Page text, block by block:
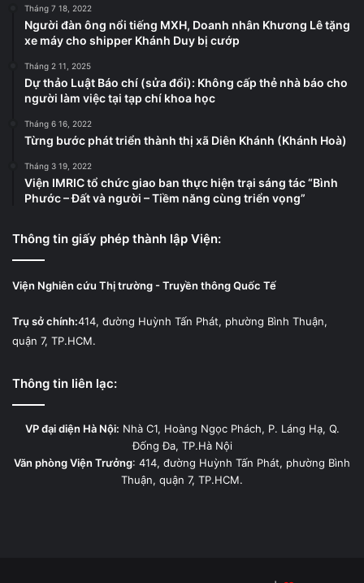
Tháng 7 18, 2022
Người đàn ông nổi tiếng MXH, Doanh nhân Khương Lê tặng
xe máy cho shipper Khánh Duy bị cướp
Tháng 2 11, 2025
Dự thảo Luật Báo chí (sửa đổi): Không cấp thẻ nhà báo cho
người làm việc tại tạp chí khoa học
Tháng 6 16, 2022
Từng bước phát triển thành thị xã Diên Khánh (Khánh Hoà)
Tháng 3 19, 2022
Viện IMRIC tổ chức giao ban thực hiện trại sáng tác “Bình
Phước – Đất và người – Tiềm năng cùng triển vọng”
Thông tin giấy phép thành lập Viện:
Viện Nghiên cứu Thị trường - Truyền thông Quốc Tế
Trụ sở chính:414, đường Huỳnh Tấn Phát, phường Bình Thuận,
quận 7, TP.HCM.
Thông tin liên lạc:
VP đại diện Hà Nội: Nhà C1, Hoàng Ngọc Phách, P. Láng Hạ, Q.
Đống Đa, TP.Hà Nội
Văn phòng Viện Trưởng: 414, đường Huỳnh Tấn Phát, phường Bình
Thuận, quận 7, TP.HCM.